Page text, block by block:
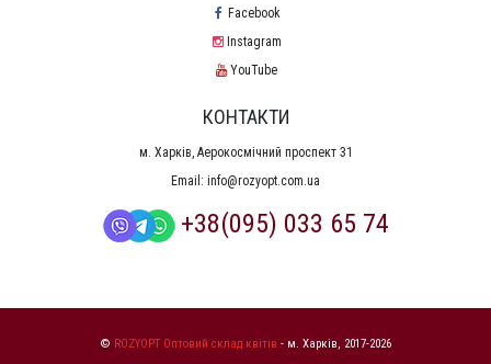
Facebook
Instagram
YouTube
КОНТАКТИ
м. Харків, Аерокосмічний проспект 31
Email: info@rozyopt.com.ua
+38(095) 033 65 74
© ROZYOPT Оптовий склад квітів - м. Харків, 2017-2026